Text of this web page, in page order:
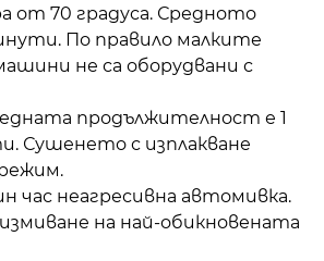
от 70 градуса. Средното
По правило малките
не са оборудвани с
продължителност е 1
Сушенето с изплакване
час неагресивна автомивка.
на най-обикновената